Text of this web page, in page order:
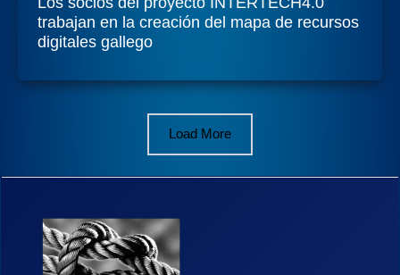
trabajan en la creación del mapa de recursos
digitales gallego
Load More